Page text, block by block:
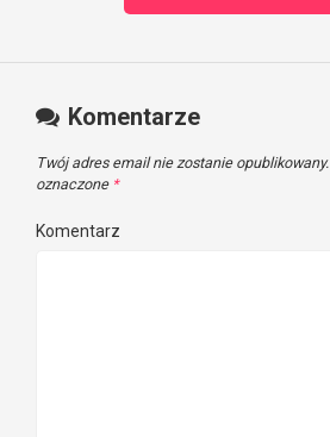
Komentarze
Twój adres email nie zostanie opublikowany.
oznaczone *
Komentarz